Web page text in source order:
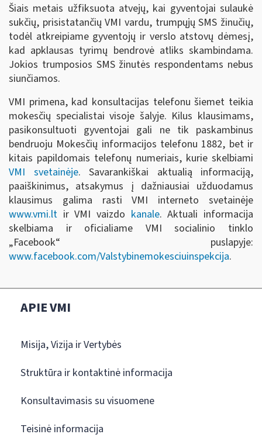
Šiais metais užfiksuota atvejų, kai gyventojai sulaukė
sukčių, prisistatančių VMI vardu, trumpųjų SMS žinučių,
todėl atkreipiame gyventojų ir verslo atstovų dėmesį,
kad apklausas tyrimų bendrovė atliks skambindama.
Jokios trumposios SMS žinutės respondentams nebus
siunčiamos.
VMI primena, kad konsultacijas telefonu šiemet teikia
mokesčių specialistai visoje šalyje. Kilus klausimams,
pasikonsultuoti gyventojai gali ne tik paskambinus
bendruoju Mokesčių informacijos telefonu 1882, bet ir
kitais papildomais telefonų numeriais, kurie skelbiami
VMI svetainėje. Savarankiškai aktualią informaciją,
paaiškinimus, atsakymus į dažniausiai užduodamus
klausimus galima rasti VMI interneto svetainėje
www.vmi.lt ir VMI vaizdo kanale. Aktuali informacija
skelbiama ir oficialiame VMI socialinio tinklo
„Facebook“ puslapyje:
www.facebook.com/Valstybinemokesciuinspekcija.
APIE VMI
Misija, Vizija ir Vertybės
Struktūra ir kontaktinė informacija
Konsultavimasis su visuomene
Teisinė informacija